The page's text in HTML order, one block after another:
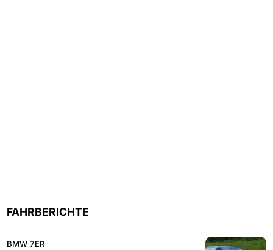
FAHRBERICHTE
BMW 7ER